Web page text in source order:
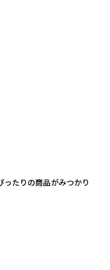
ったりの商品がみつかり